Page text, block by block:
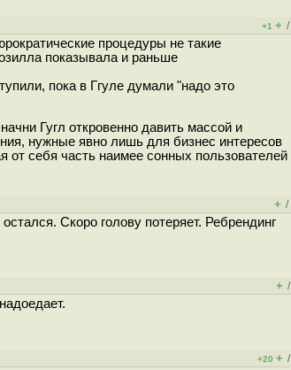
+1 + /
процедуры не такие
показывала и раньше
пока в Ггуле думали "надо это
Гугл откровенно давить массой и
нужные явно лишь для бизнес интересов
от себя часть наимее сонных пользователей
+ /
Скоро голову потеряет. Ребрендинг
+ /
+20 + /